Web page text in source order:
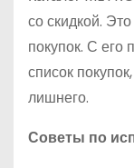
со скидкой.
покупок. С
список
лишнего.
Советы по